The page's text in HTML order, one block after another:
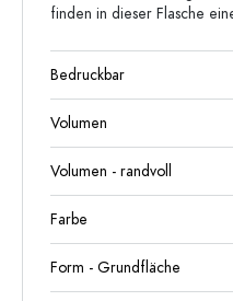
finden in dieser Flasche
Bedruckbar
Volumen
Volumen - randvoll
Farbe
Form - Grundfläche